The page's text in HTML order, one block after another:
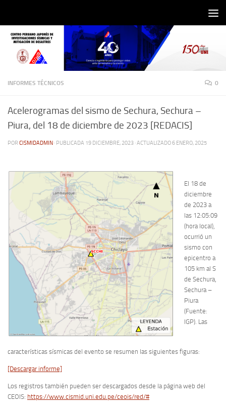
INFORMES TÉCNICOS 0
Acelerogramas del sismo de Sechura, Sechura –
Piura, del 18 de diciembre de 2023 [REDACIS]
POR CISMIDADMIN · PUBLICADA 19 DICIEMBRE, 2023 · ACTUALIZADO6 ENERO, 2025
El 18 de
diciembre
de 2023 a
las 12:05:09
(hora local),
ocurrió un
sismo con
epicentro a
105 km al S
de Sechura,
Sechura –
Piura
(Fuente:
IGP). Las
características sísmicas del evento se resumen las siguientes figuras:
[Descargar informe]
Los registros también pueden ser descargados desde la página web del
CEOIS: https://www.cismid.uni.edu.pe/ceois/red/#